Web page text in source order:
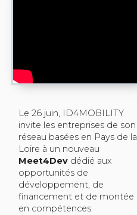
Le 26 juin, ID4MOBILITY
invite les entreprises de son
réseau basées en Pays de la
Loire à un nouveau
Meet4Dev dédié aux
opportunités de
développement, de
financement et de montée
en compétences.